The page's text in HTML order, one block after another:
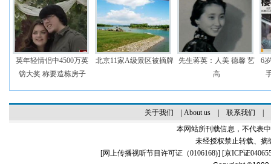
英年轻情侣中4500万英
镑大奖 称要造栋房子
北京11家A级景区被摘牌
先生蒋英：人美 德馨 艺
高
6
关于我们 About us| 联系我们
本网站所刊载信息，不代表
未经授权禁止转载、摘
[网上传播视听节目许可证（0106168)] [京ICP证